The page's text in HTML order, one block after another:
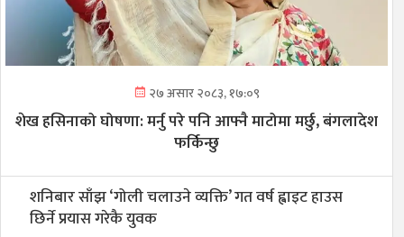
२७ असार २०८३, १७:०९
शेख हसिनाको घोषणा: मर्नु परे पनि आफ्नै माटोमा मर्छु, बंगलादेश
फर्किन्छु
शनिबार साँझ ‘गोली चलाउने व्यक्ति’ गत वर्ष ह्वाइट हाउस
छिर्ने प्रयास गरेकै युवक